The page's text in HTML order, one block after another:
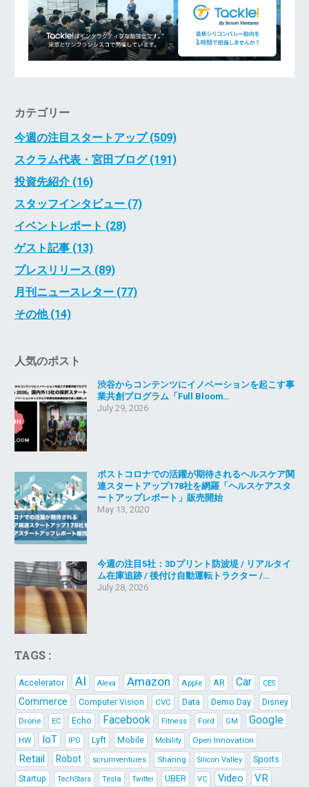
カテゴリー
今週の注目スタートアップ (509)
スクラム代表・宮田ブログ (191)
投資先紹介 (16)
スタッフインタビュー (7)
イベントレポート (28)
ゲスト記事 (13)
プレスリリース (89)
月刊ニュースレター (77)
その他 (14)
人気のポスト
渋谷からコンテンツにイノベーションを起こす事
業共創プログラム「Full Bloom…
July 29, 2026
ポストコロナでの活躍が期待されるヘルスケア関
連スタートアップ178社を網羅「ヘルスケアスタ
ートアップレポート」販売開始
May 13, 2020
今週の注目5社：3Dプリント防波堤 / リアルタイ
ム在庫追跡 / 後付け自動運転トラクター /…
July 28, 2026
TAGS :
Accelerator AI Alexa Amazon Apple AR Car CES
Commerce Computer Vision CVC Data Demo Day
Disney
Drone
EC Echo Facebook Fitness Ford GM Google
HW IoT IPO Lyft Mobile Mobility Open Innovation
Retail Robot scrumventures Sharing Silicon Valley Sports
Startup TechStars Tesla Twitter UBER VC Video VR